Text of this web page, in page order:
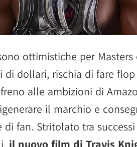
ottimistiche per Masters
di dollari, rischia di fare
alle ambizioni di
il marchio e
di fan. Stritolato tra
il nuovo film di Travis